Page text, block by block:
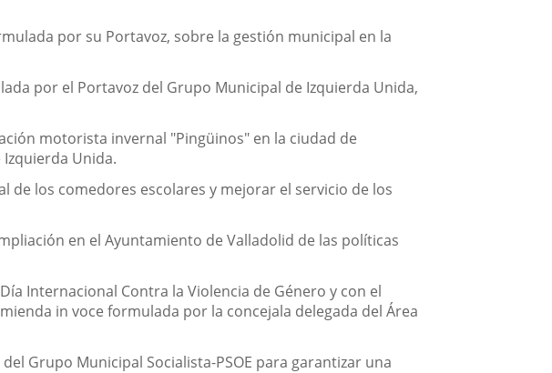
por su Portavoz, sobre la gestión municipal en la
por el Portavoz del Grupo Municipal de Izquierda Unida,
motorista invernal "Pingüinos" en la ciudad de
Unida.
de los comedores escolares y mejorar el servicio de los
en el Ayuntamiento de Valladolid de las políticas
Internacional Contra la Violencia de Género y con el
in voce formulada por la concejala delegada del Área
Grupo Municipal Socialista-PSOE para garantizar una